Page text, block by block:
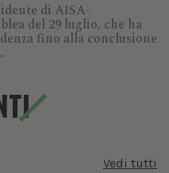
di AISA-
del 29 luglio, che ha
fino alla conclusione
Vedi tutti